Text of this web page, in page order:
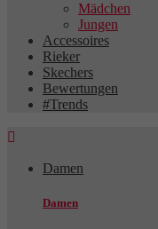
Mädchen
Jungen
Accessoires
Rieker
Skechers
Bewertungen
#Trends

Damen
Damen